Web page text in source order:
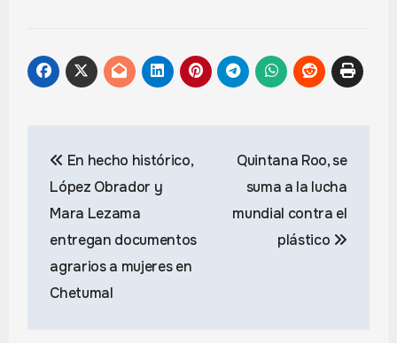
de
entradas
En hecho histórico,
López Obrador y
Mara Lezama
entregan documentos
agrarios a mujeres en
Chetumal
Quintana Roo, se
suma a la lucha
mundial contra el
plástico